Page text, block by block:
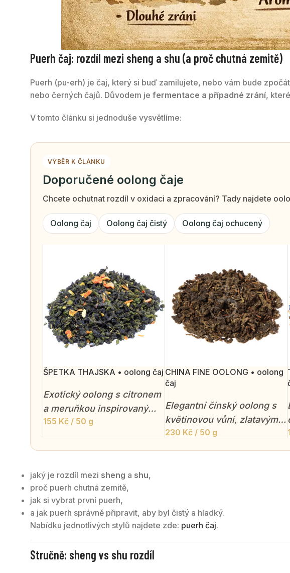
Puerh čaj: rozdíl mezi sheng a shu (a proč chutná zemitě)
Puerh (pu-erh) je čaj, který si buď zamilujete, nebo vám bude
nebo černých čajů. Důvodem je fermentace a případné zrání,
V tomto článku si jednoduše vysvětlíme:
VÝBĚR K ČLÁNKU
Doporučené oolong čaje
Chcete ochutnat rozdíl v oxidaci a zpracování? Tady najdete
Oolong čaj Oolong čaj čistý Oolong čaj ochucený
ŠPETKA THAJSKA • oolong čaj
Exotický oolong s citronem
a meruňkou inspirovaný
chutěmi jihovýchodní Asie.
155 Kč / 50 g
CHINA FINE OOLONG • oolong
čaj
Elegantní čínský oolong s
květinovou vůní, zlatavým
nálevem a jemně oříškovou
chutí. Polofermentovaný
230 Kč / 50 g
jaký je rozdíl mezi sheng a shu,
proč puerh chutná zemitě,
jak si vybrat první puerh,
a jak puerh správně připravit, aby byl čistý a hladký.
Nabídku jednotlivých stylů najdete zde: puerh čaj.
Stručně: sheng vs shu rozdíl